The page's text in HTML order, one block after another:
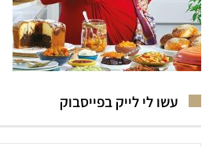
עשו לי לייק בפייסבוק